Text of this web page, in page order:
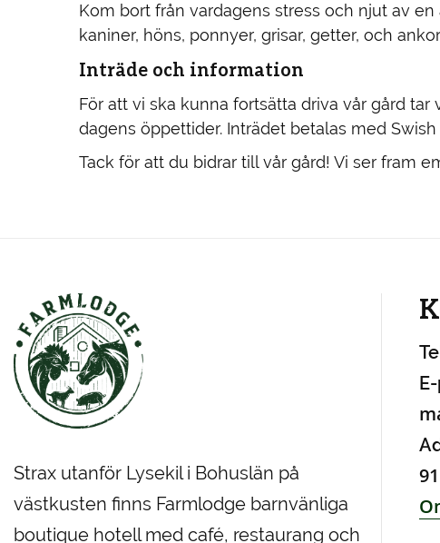
Kom bort från vardagens stress och njut av
kaniner, höns, ponnyer, grisar, getter, och
Inträde och information
För att vi ska kunna fortsätta driva vår gård
dagens öppettider. Inträdet betalas med
Tack för att du bidrar till vår gård! Vi ser fram
Strax utanför Lysekil i Bohuslän på
västkusten finns Farmlodge barnvänliga
boutique hotell med café, restaurang och